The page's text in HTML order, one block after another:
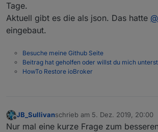
backup found by start?
Andere Frage, kann ich den DP
Komischer weise habe ich jetzt
drinnen?
ERELDIGT!
Tage.
Aktuell gibt es die als json. Das hatte @
eingebaut.
Besuche meine Github Seite
Beitrag hat geholfen oder willst du mich
HowTo Restore ioBroker
Offline
JB_Sullivanschrieb am 5. Dez. 2019, 20:00
zuletzt editiert von
Nur mal eine kurze Frage zum